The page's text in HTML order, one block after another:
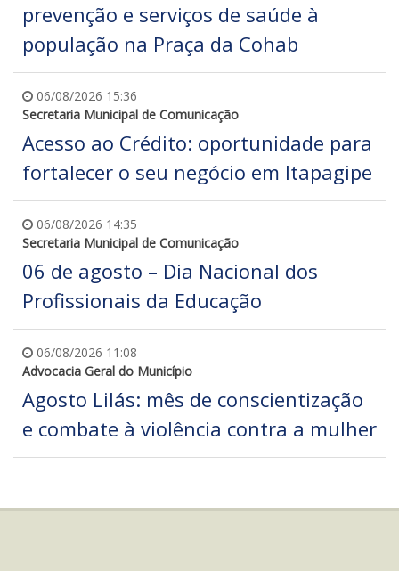
prevenção e serviços de saúde à
população na Praça da Cohab
06/08/2026 15:36
Secretaria Municipal de Comunicação
Acesso ao Crédito: oportunidade para
fortalecer o seu negócio em Itapagipe
06/08/2026 14:35
Secretaria Municipal de Comunicação
06 de agosto – Dia Nacional dos
Profissionais da Educação
06/08/2026 11:08
Advocacia Geral do Município
Agosto Lilás: mês de conscientização
e combate à violência contra a mulher